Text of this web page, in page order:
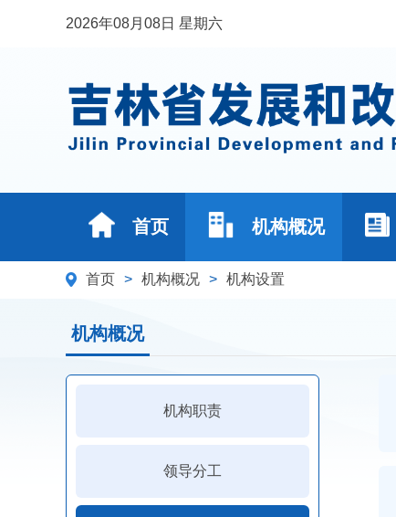
2026年08月08日 星期六
首页 机构概况
首页 > 机构概况 > 机构设置
机构概况
机构职责
领导分工